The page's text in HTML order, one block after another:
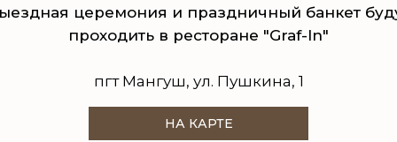
церемония и праздничный банкет
проходить в ресторане "Graf-In"
пгт Мангуш, ул. Пушкина, 1
НА КАРТЕ